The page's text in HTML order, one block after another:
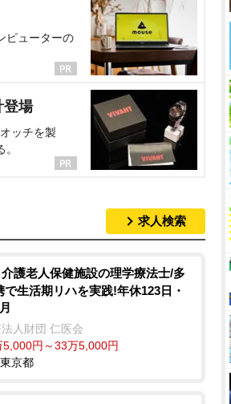
ピューターの
登場
ッチを製
求人検索
介護老人保健施設の理学療法士/多
で生活期リハを実践!年休123日・
人財団 仁医会
5,000円～33万5,000円
京都